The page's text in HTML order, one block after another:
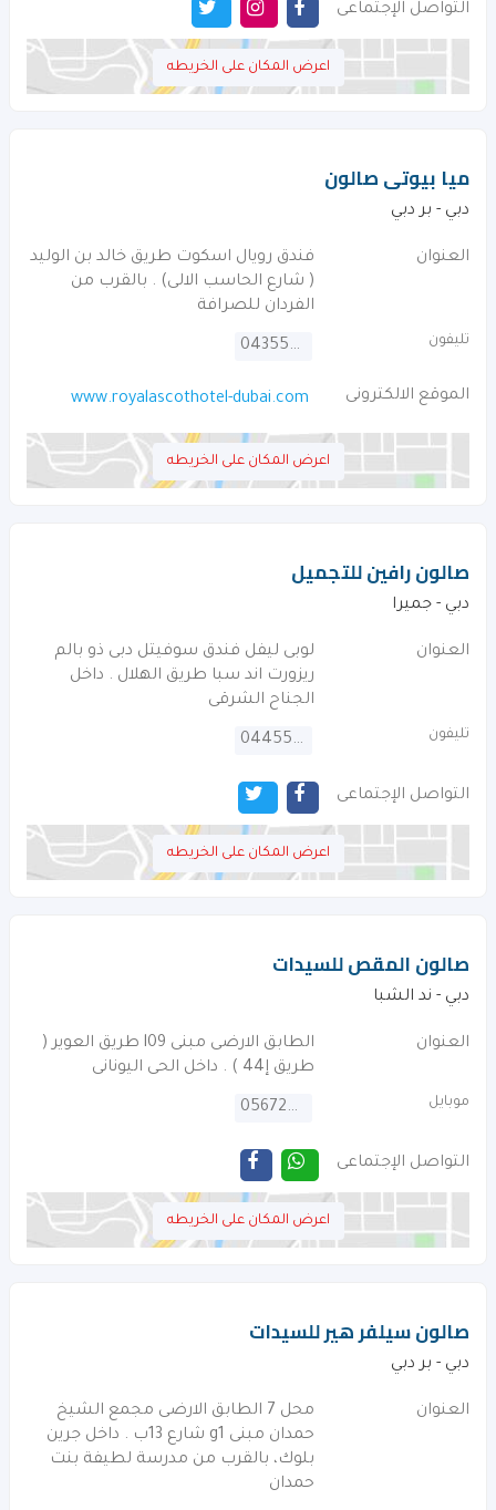
التواصل الإجتماعى
اعرض المكان على الخريطه
ميا بيوتى صالون
دبي - بر دبي
العنوان
فندق رويال اسكوت طريق خالد بن الوليد
( شارع الحاسب الالى) . بالقرب من
الفردان للصرافة
تليفون 043558500
الموقع الالكترونى www.royalascothotel-dubai.com
اعرض المكان على الخريطه
صالون رافين للتجميل
دبي - جميرا
العنوان
لوبى ليفل فندق سوفيتل دبى ذو بالم
ريزورت اند سبا طريق الهلال . داخل
الجناح الشرقى
تليفون 044556636
التواصل الإجتماعى
اعرض المكان على الخريطه
صالون المقص للسيدات
دبي - ند الشبا
العنوان
الطابق الارضى مبنى l09 طريق العوير (
طريق إ44 ) . داخل الحى اليونانى
موبايل 0567240674
التواصل الإجتماعى
اعرض المكان على الخريطه
صالون سيلفر هير للسيدات
دبي - بر دبي
العنوان
محل 7 الطابق الارضى مجمع الشيخ
حمدان مبنى g1 شارع 13ب . داخل جرين
بلوك، بالقرب من مدرسة لطيفة بنت
حمدان